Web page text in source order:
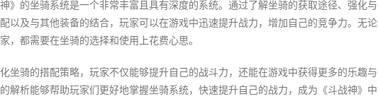
》的坐骑系统是一个非常丰富且具有深度的系统。通过了解坐骑的获取途径、强化与
以及与其他装备的结合，玩家可以在游戏中迅速提升战力，增加自己的竞争力。无论
，都需要在坐骑的选择和使用上花费心思。
坐骑的搭配策略，玩家不仅能够提升自己的战斗力，还能在游戏中获得更多的乐趣与
解析能够帮助玩家们更好地掌握坐骑系统，快速提升自己的战力，成为《斗战神》中